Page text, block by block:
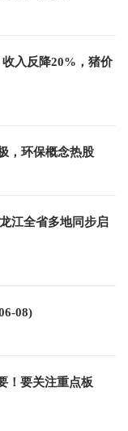
入反降20%，猪价
，环保概念热股
江全省多地同步启
08)
！要关注重点板